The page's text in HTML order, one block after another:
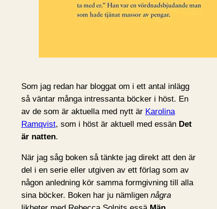
Som jag redan har bloggat om i ett antal inlägg
så väntar många intressanta böcker i höst. En
av de som är aktuella med nytt är Karolina
Ramqvist, som i höst är aktuell med essän Det
är natten.
När jag såg boken så tänkte jag direkt att den är
del i en serie eller utgiven av ett förlag som av
någon anledning kör samma formgivning till alla
sina böcker. Boken har ju nämligen några